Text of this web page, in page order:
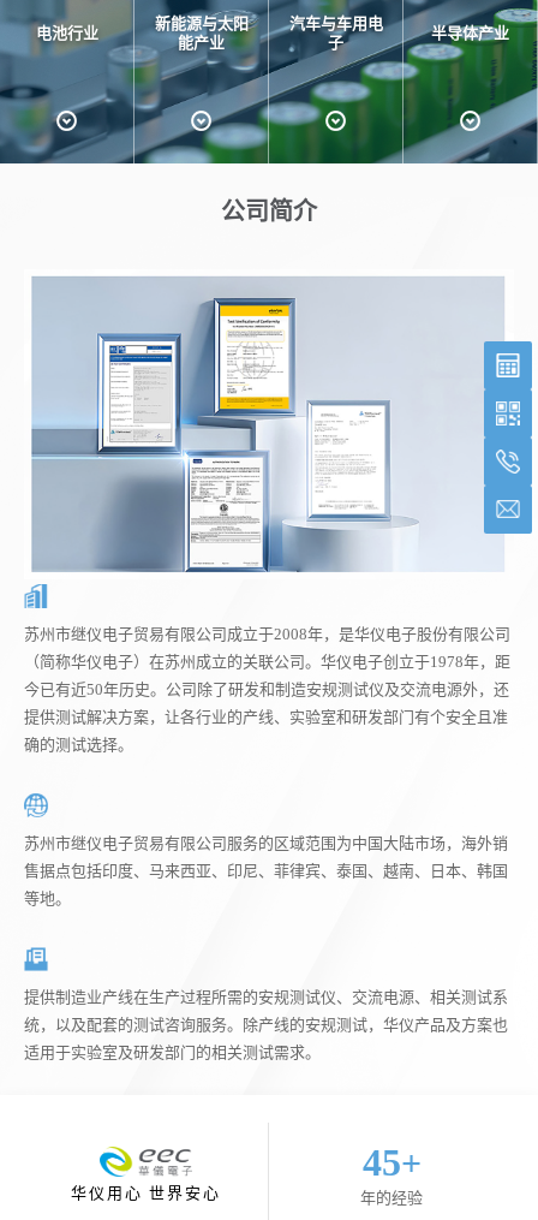
电池行业
新能源与太阳
能产业
汽车与车用电
子
半导体产业
公司简介
苏州市继仪电子贸易有限公司成立于2008年，是华仪电子股份有限公司
（简称华仪电子）在苏州成立的关联公司。华仪电子创立于1978年，距
今已有近50年历史。公司除了研发和制造安规测试仪及交流电源外，还
提供测试解决方案，让各行业的产线、实验室和研发部门有个安全且准
确的测试选择。
苏州市继仪电子贸易有限公司服务的区域范围为中国大陆市场，海外销
售据点包括印度、马来西亚、印尼、菲律宾、泰国、越南、日本、韩国
等地。
提供制造业产线在生产过程所需的安规测试仪、交流电源、相关测试系
统，以及配套的测试咨询服务。除产线的安规测试，华仪产品及方案也
适用于实验室及研发部门的相关测试需求。
华仪用心 世界安心
45+
年的经验